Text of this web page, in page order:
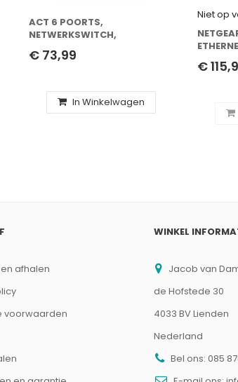
ACT 6 POORTS,
NETWERKSWITCH,
10/100MBPS. 4X POE+ (30W)
POORTEN
€ 73,99
In Winkelwagen
Niet op
€
afhalen
voorwaarden
WINKEL
Jacob van
de Hofstede 30
4033 BV Lienden
Nederland
Bel ons: 085